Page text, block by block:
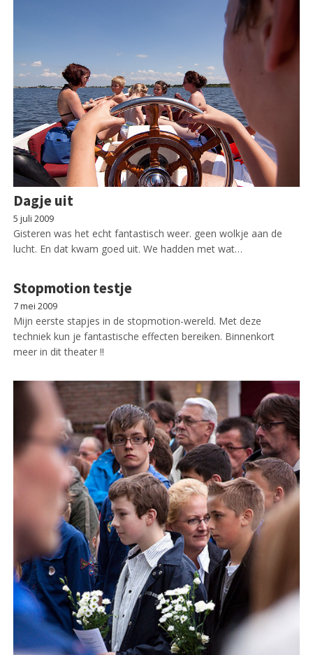
Dagje uit
5 juli 2009
Gisteren was het echt fantastisch weer. geen wolkje aan de
lucht. En dat kwam goed uit. We hadden met wat…
Stopmotion testje
7 mei 2009
Mijn eerste stapjes in de stopmotion-wereld. Met deze
techniek kun je fantastische effecten bereiken. Binnenkort
meer in dit theater !!